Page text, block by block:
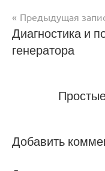
Навигация
по
Предыдущая
Диагностика и
генератора
Добавить